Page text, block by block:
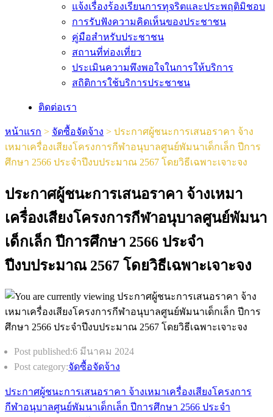
แจ้งเรื่องร้องเรียนการทุจริตและประพฤติมิชอบ
การรับฟังความคิดเห็นของประชาชน
คู่มือสำหรับประชาชน
สถานที่ท่องเที่ยว
ประเมินความพึงพอใจในการให้บริการ
สถิติการใช้บริการประชาชน
ติดต่อเรา
หน้าแรก > จัดซื้อจัดจ้าง > ประกาศผู้ชนะการเสนอราคา จ้าง
เหมาเครื่องเสียงโครงการกีฬาอนุบาลศูนย์พัมนาเด็กเล็ก ปีการ
ศึกษา 2566 ประจำปีงบประมาณ 2567 โดยวิธีเฉพาะเจาะจง
ประกาศผู้ชนะการเสนอราคา จ้างเหมา
เครื่องเสียงโครงการกีฬาอนุบาลศูนย์พัมนา
เด็กเล็ก ปีการศึกษา 2566 ประจำ
ปีงบประมาณ 2567 โดยวิธีเฉพาะเจาะจง
Post published:6 มีนาคม 2024
Post category:จัดซื้อจัดจ้าง
ประกาศผู้ชนะการเสนอราคา จ้างเหมาเครื่องเสียงโครงการ
กีฬาอนุบาลศูนย์พัมนาเด็กเล็ก ปีการศึกษา 2566 ประจำ